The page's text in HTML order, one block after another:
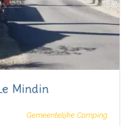
Mindin
Gemeentelijke Camping